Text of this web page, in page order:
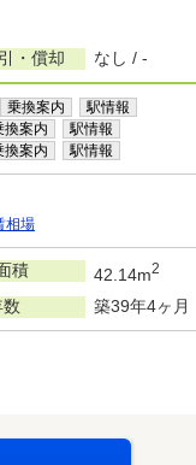
・償却 なし / -
乗換案内 駅情報
換案内 駅情報
換案内 駅情報
相場
積 42.14m2
築39年4ヶ月